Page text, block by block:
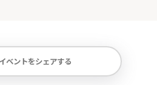
ベントをシェアする